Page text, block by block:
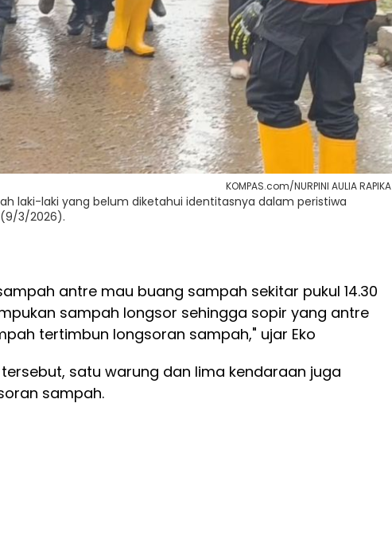
KOMPAS.com/NURPINI AULIA RAPIKA
laki-laki yang belum diketahui identitasnya dalam peristiwa
(9/3/2026).
antre mau buang sampah sekitar pukul 14.30
sampah longsor sehingga sopir yang antre
tertimbun longsoran sampah," ujar Eko
satu warung dan lima kendaraan juga
sampah.